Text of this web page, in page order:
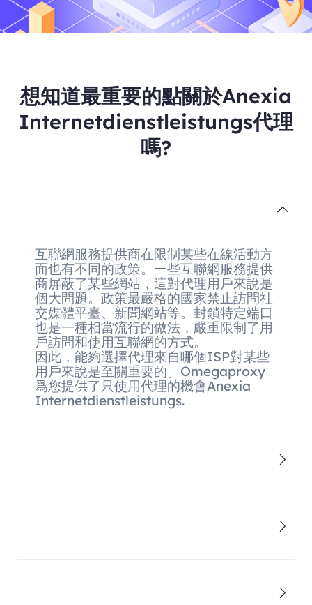
想知道最重要的點關於Anexia
Internetdienstleistungs代理
嗎?
互聯網服務提供商在限制某些在線活動方
面也有不同的政策。一些互聯網服務提供
商屏蔽了某些網站，這對代理用戶來說是
個大問題。政策最嚴格的國家禁止訪問社
交媒體平臺、新聞網站等。封鎖特定端口
也是一種相當流行的做法，嚴重限制了用
戶訪問和使用互聯網的方式。
因此，能夠選擇代理來自哪個ISP對某些
用戶來說是至關重要的。Omegaproxy
爲您提供了只使用代理的機會Anexia
Internetdienstleistungs.